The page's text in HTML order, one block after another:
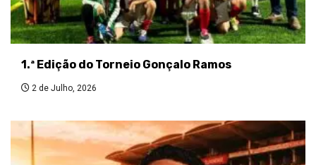
1.ª Edição do Torneio Gonçalo Ramos
2 de Julho, 2026